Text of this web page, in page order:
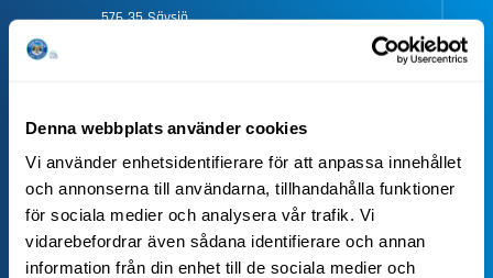
Denna webbplats använder cookies
Vi använder enhetsidentifierare för att anpassa innehållet
och annonserna till användarna, tillhandahålla funktioner
för sociala medier och analysera vår trafik. Vi
vidarebefordrar även sådana identifierare och annan
information från din enhet till de sociala medier och
576 35 Sävsjö
 Västervik
Städcentralen i Västervik AB
Tel:0490-833 30
Kolonivägen 1A
593 61 Västervik